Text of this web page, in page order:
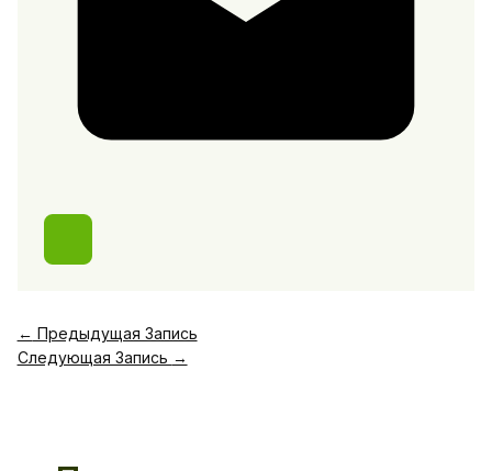
← Предыдущая Запись
Следующая Запись →